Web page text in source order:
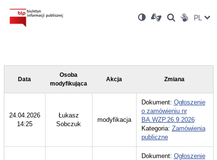
Ustawienia
Wersja
kontrastowa
Dla
niesłyszących
OtwórzOtwórz
w
Otwórz
w
Social PL
Data
Osoba
modyfikująca
Akcja Zmiana
24.04.2026
14:25
Łukasz
Sobczuk
modyfikacja
Dokument: Ogłoszenie
o zamówieniu nr
BA.WZP.26.9.2026
Kategoria: Zamówienia
publiczne
Dokument: Ogłoszenie